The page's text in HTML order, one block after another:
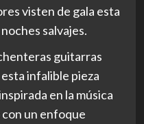
visten de gala esta
salvajes.
guitarras
infalible pieza
en la música
con un enfoque